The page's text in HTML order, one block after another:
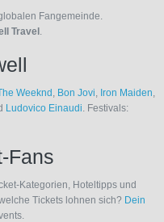
Fangemeinde.
Travel
Weeknd Bon Jovi Iron Maiden
Ludovico Einaudi . Festivals:
Fans
Kategorien, Hoteltipps und
Tickets lohnen sich? Dein